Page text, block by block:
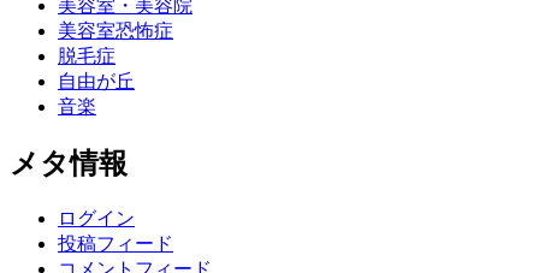
美容室・美容院
美容室恐怖症
脱毛症
自由が丘
音楽
メタ情報
ログイン
投稿フィード
コメントフィード